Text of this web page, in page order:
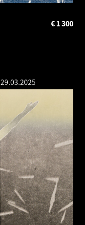
1 300
€
29.03.2025